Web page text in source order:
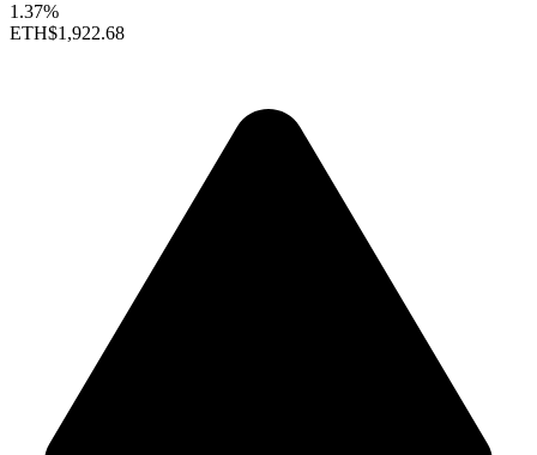
1.37%
ETH$1,922.68